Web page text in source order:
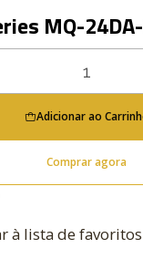
MQ-
Adicionar ao
Comprar agora
à lista de favoritos